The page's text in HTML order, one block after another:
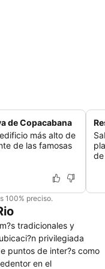
de Copacabana
más alto de
de las famosas
100% preciso.
tradicionales y
privilegiada
puntos de inter?s como
en el